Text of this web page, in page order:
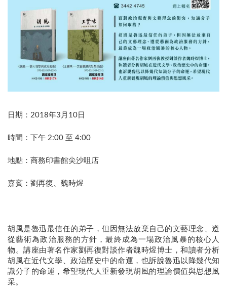
日期：2018年3月10日
時間：下午 2:00 至 4:00
地點：商務印書館尖沙咀店
嘉賓：劉再復、魏時煜
胡風是魯迅最信任的弟子，但因無法放棄自己的文藝理念、遵
從藝術為政治服務的方針，最終成為一場政治風暴的核心人
物。講座由著名作家劉再復對談作者魏時煜博士，和讀者分析
胡風在近代文學、政治歷史中的命運，也訴說魯迅以降幾代知
識分子的命運，希望現代人重新發現胡風的理論價值與思想風
采。